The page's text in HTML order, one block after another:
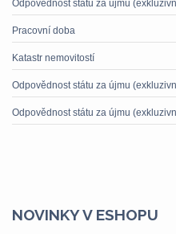
Odpovědnost státu za újmu
Pracovní doba
Katastr nemovitostí
Odpovědnost státu za újmu
Odpovědnost státu za újmu
NOVINKY V ESHOPU